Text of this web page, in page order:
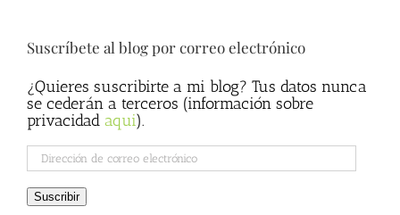
Suscríbete al blog por correo electrónico
¿Quieres suscribirte a mi blog? Tus datos nunca
se cederán a terceros (información sobre
privacidad aqui).
Dirección
de
correo
electrónico
Suscribir